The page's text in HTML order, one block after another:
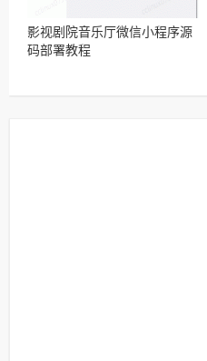
影视剧院音乐厅微信小程序源
码部署教程